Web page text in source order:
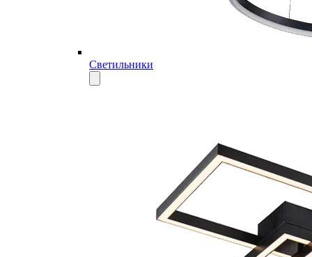
Светильники